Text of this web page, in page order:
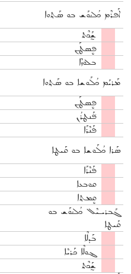
ܐܰܦܪܶܡ ܟܳܠܳܘܰܫ ܒܘ ܣܰܬ݂ܘܐ
ܫ̰ܰܟܶܬ
ܦܷܣܛܰܢ
ܒܠܘܙܶܐ
ܡܰܪܝܰܡ ܟܳܠܰܘܫܐ ܒܘ ܣܰܬ݂ܘܐ
ܦܷܣܛܰܢ
ܦ݁ܰܢܛܪܳܢ
ܦܰܢܶܪܰܐ
ܣܰܪܐ ܟܳܠܰܘܫܐ ܒܘ ܩܰܝܛܐ
ܦܰܢܶܪܰܐ
ܩܘܒܥܐ
ܩܷܡܬ݂ܐ
ܓܰܒܪܝـܝܶܠ ܟܳܠܳܘܰܫ ܒܘ
ܩܰܝܛܐ
ܒܰܕܠܶܐ
ܔܘܠܶܐ ܟܰܪܝܶܐ
ܫ̰ܰܟܶܬ